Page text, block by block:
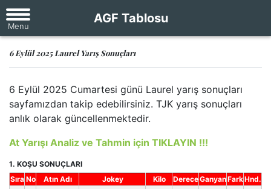
AGF Tablosu
6 Eylül 2025 Laurel Yarış Sonuçları
6 Eylül 2025 Cumartesi günü Laurel yarış sonuçları
sayfamızdan takip edebilirsiniz. TJK yarış sonuçları
anlık olarak güncellenmektedir.
At Yarışı Analiz ve Tahmin için TIKLAYIN !!!
1. KOŞU SONUÇLARI
Sıra No Atın Adı Jokey Kilo DereceGanyanFarkHnd.